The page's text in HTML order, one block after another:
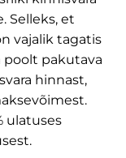
Selleks, et
vajalik tagatis
poolt pakutava
hinnast,
ulatuses